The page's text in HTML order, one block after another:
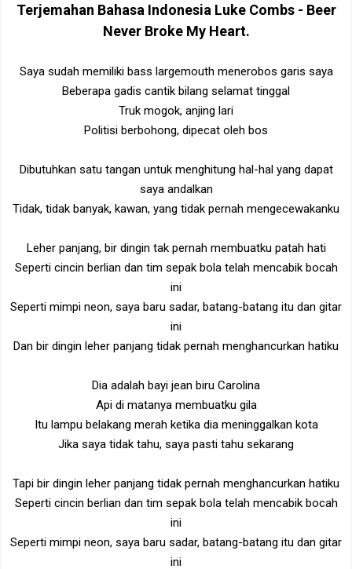
Terjemahan Bahasa Indonesia Luke Combs - Beer
Never Broke My Heart.
Saya sudah memiliki bass largemouth menerobos garis saya
Beberapa gadis cantik bilang selamat tinggal
Truk mogok, anjing lari
Politisi berbohong, dipecat oleh bos
Dibutuhkan satu tangan untuk menghitung hal-hal yang dapat
saya andalkan
Tidak, tidak banyak, kawan, yang tidak pernah mengecewakanku
Leher panjang, bir dingin tak pernah membuatku patah hati
Seperti cincin berlian dan tim sepak bola telah mencabik bocah
ini
Seperti mimpi neon, saya baru sadar, batang-batang itu dan gitar
ini
Dan bir dingin leher panjang tidak pernah menghancurkan hatiku
Dia adalah bayi jean biru Carolina
Api di matanya membuatku gila
Itu lampu belakang merah ketika dia meninggalkan kota
Jika saya tidak tahu, saya pasti tahu sekarang
Tapi bir dingin leher panjang tidak pernah menghancurkan hatiku
Seperti cincin berlian dan tim sepak bola telah mencabik bocah
ini
Seperti mimpi neon, saya baru sadar, batang-batang itu dan gitar
ini